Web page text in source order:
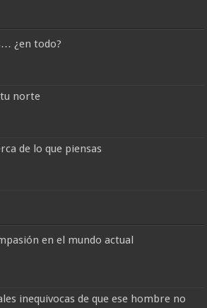
¿en todo?
norte
de lo que piensas
en el mundo actual
inequivocas de que ese hombre no